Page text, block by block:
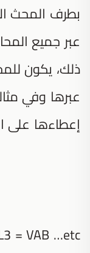
بطرف المحث
عبر جميع
ذلك، يكون
عبرها وفي
إعطاءها على
= VAB …etc